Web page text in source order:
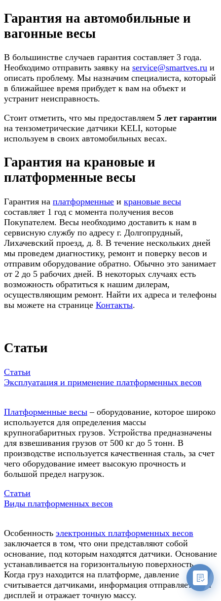
Гарантия на автомобильные и
вагонные весы
В большинстве случаев гарантия составляет 3 года.
Необходимо отправить заявку на service@smartves.ru и
описать проблему. Мы назначим специалиста, который
в ближайшее время прибудет к вам на объект и
устранит неисправность.
Стоит отметить, что мы предоставляем 5 лет гарантии
на тензометрические датчики KELI, которые
используем в своих автомобильных весах.
Гарантия на крановые и
платформенные весы
Гарантия на платформенные и крановые весы
составляет 1 год с момента получения весов
Покупателем. Весы необходимо доставить к нам в
сервисную службу по адресу г. Долгопрудный,
Лихачевский проезд, д. 8. В течение нескольких дней
мы проведем диагностику, ремонт и поверку весов и
отправим оборудование обратно. Обычно это занимает
от 2 до 5 рабочих дней. В некоторых случаях есть
возможность обратиться к нашим дилерам,
осуществляющим ремонт. Найти их адреса и телефоны
вы можете на странице Контакты.
Статьи
Статьи
Эксплуатация и применение платформенных весов
Платформенные весы – оборудование, которое широко
используется для определения массы
крупногабаритных грузов. Устройства предназначены
для взвешивания грузов от 500 кг до 5 тонн. В
производстве используется качественная сталь, за счет
чего оборудование имеет высокую прочность и
большой предел нагрузок.
Статьи
Виды платформенных весов
Особенность электронных платформенных весов
заключается в том, что они представляют собой
основание, под которым находятся датчики. Основание
устанавливается на горизонтальную поверхность.
Когда груз находится на платформе, давление
считывается датчиками, информация отправляется на
дисплей и отражает точную массу.